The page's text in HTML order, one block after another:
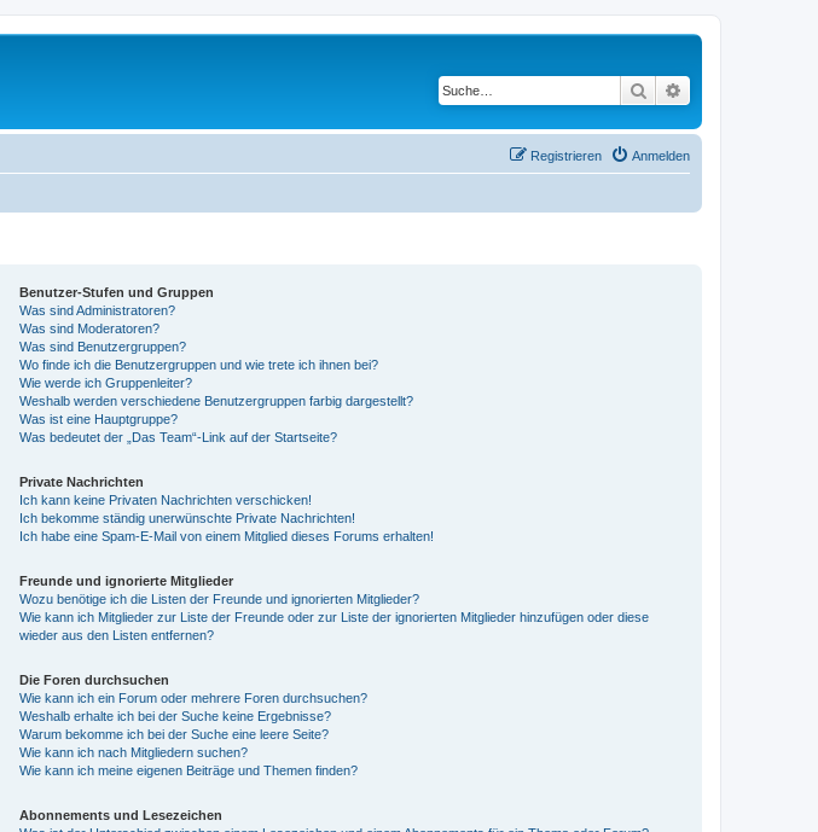
Suche
Anmelden
Registrieren
Benutzer-Stufen und Gruppen
Was sind Administratoren?
Was sind Moderatoren?
Was sind Benutzergruppen?
Wo finde ich die Benutzergruppen und wie trete ich ihnen bei?
Wie werde ich Gruppenleiter?
Weshalb werden verschiedene Benutzergruppen farbig dargestellt?
Was ist eine Hauptgruppe?
Was bedeutet der „Das Team“-Link auf der Startseite?
Private Nachrichten
Ich kann keine Privaten Nachrichten verschicken!
Ich bekomme ständig unerwünschte Private Nachrichten!
Ich habe eine Spam-E-Mail von einem Mitglied dieses Forums erhalten!
Freunde und ignorierte Mitglieder
Wozu benötige ich die Listen der Freunde und ignorierten Mitglieder?
Wie kann ich Mitglieder zur Liste der Freunde oder zur Liste der ignorierten Mitglieder hinzufügen oder diese
wieder aus den Listen entfernen?
Die Foren durchsuchen
Wie kann ich ein Forum oder mehrere Foren durchsuchen?
Weshalb erhalte ich bei der Suche keine Ergebnisse?
Warum bekomme ich bei der Suche eine leere Seite?
Wie kann ich nach Mitgliedern suchen?
Wie kann ich meine eigenen Beiträge und Themen finden?
Abonnements und Lesezeichen